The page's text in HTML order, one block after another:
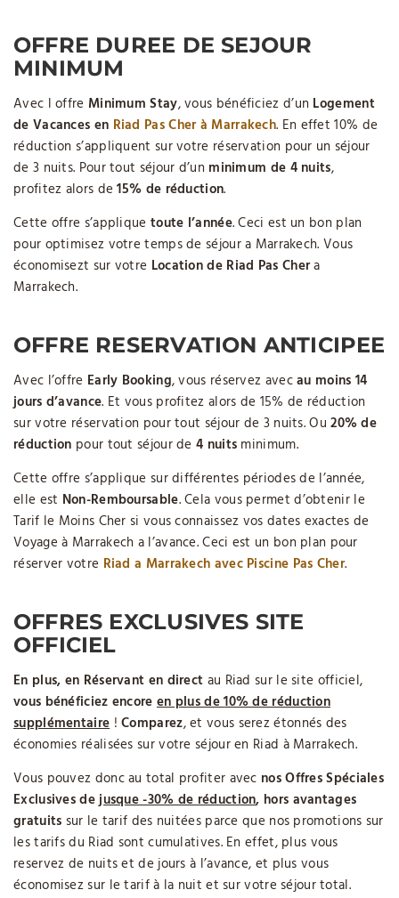
OFFRE DUREE DE SEJOUR
MINIMUM
Avec l offre Minimum Stay, vous bénéficiez d’un Logement
de Vacances en Riad Pas Cher à Marrakech. En effet 10% de
réduction s’appliquent sur votre réservation pour un séjour
de 3 nuits. Pour tout séjour d’un minimum de 4 nuits,
profitez alors de15% de réduction.
Cette offre s’applique toute l’année. Ceci est un bon plan
pour optimisez votre temps de séjour a Marrakech. Vous
économisezt sur votre Location de Riad Pas Chera
Marrakech.
OFFRE RESERVATION ANTICIPEE
Avec l’offre Early Booking, vous réservez avecau moins 14
jours d’avance. Et vous profitez alors de 15% de réduction
sur votre réservation pour tout séjour de 3 nuits. Ou20% de
réduction pour tout séjour de4 nuits minimum.
Cette offre s’applique sur différentes périodes de l’année,
elle est Non-Remboursable. Cela vous permet d’obtenir le
Tarif le Moins Cher si vous connaissez vos dates exactes de
Voyage à Marrakech a l’avance. Ceci est un bon plan pour
réserver votre Riad a Marrakech avec Piscine Pas Cher.
OFFRES EXCLUSIVES SITE
OFFICIEL
En plus, en Réservant en direct au Riad sur le site officiel,
vous bénéficiez encore en plus de10% de réduction
supplémentaire!Comparez, et vous serez étonnés des
économies réalisées sur votre séjour en Riad à Marrakech.
Vous pouvez donc au total profiter avec nos Offres Spéciales
Exclusives dejusque -30% de réduction, hors avantages
gratuits sur le tarif des nuitées parce que nos promotions sur
les tarifs du Riad sont cumulatives. En effet, plus vous
reservez de nuits et de jours à l’avance, et plus vous
économisez sur le tarif à la nuit et sur votre séjour total.